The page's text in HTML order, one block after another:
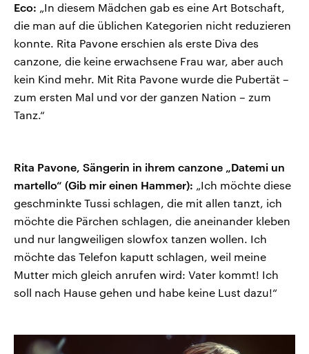
Eco: „In diesem Mädchen gab es eine Art Botschaft,
die man auf die üblichen Kategorien nicht reduzieren
konnte. Rita Pavone erschien als erste Diva des
canzone, die keine erwachsene Frau war, aber auch
kein Kind mehr. Mit Rita Pavone wurde die Pubertät –
zum ersten Mal und vor der ganzen Nation – zum
Tanz.“
Rita Pavone, Sängerin in ihrem canzone „Datemi un
martello“ (Gib mir einen Hammer): „Ich möchte diese
geschminkte Tussi schlagen, die mit allen tanzt, ich
möchte die Pärchen schlagen, die aneinander kleben
und nur langweiligen slowfox tanzen wollen. Ich
möchte das Telefon kaputt schlagen, weil meine
Mutter mich gleich anrufen wird: Vater kommt! Ich
soll nach Hause gehen und habe keine Lust dazu!“